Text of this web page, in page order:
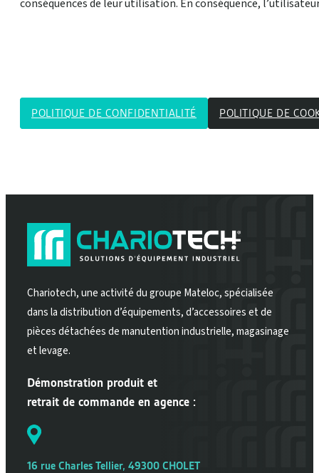
conséquences de leur utilisation. En conséquence,
POLITIQUE DE CONFIDENTIALITÉ POLITIQUE DE
Chariotech, une activité du groupe Mateloc, spécialisée
dans la distribution d’équipements, d’accessoires et de
pièces détachées de manutention industrielle, magasinage
et levage.
Démonstration produit et
retrait de commande en agence :
16 rue Charles Tellier, 49300 CHOLET